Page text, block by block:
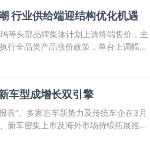
行业供给端迎结构优化机遇
等头部品牌集体计划上调终端售价，主
全品类产品涨价政策，单台上调幅度
车型成增长双引擎
喜”。多家造车新势力及传统车企在3月
新车密集上市及海外市场持续拓展推
期影响，市场释放出强劲“回暖”信号。